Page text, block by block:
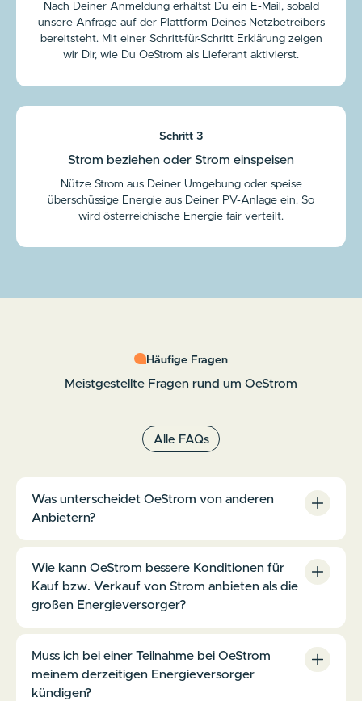
Nach Deiner Anmeldung erhältst Du ein E-Mail, sobald
unsere Anfrage auf der Plattform Deines Netzbetreibers
bereitsteht. Mit einer Schritt-für-Schritt Erklärung zeigen
wir Dir, wie Du OeStrom als Lieferant aktivierst.
Schritt 3
Strom beziehen oder Strom einspeisen
Nütze Strom aus Deiner Umgebung oder speise
überschüssige Energie aus Deiner PV-Anlage ein. So
wird österreichische Energie fair verteilt.
Häufige Fragen
Meistgestellte Fragen rund um OeStrom
Alle FAQs
Was unterscheidet OeStrom von anderen
Anbietern?
OeStrom ist eine Bürgerenergiegemeinschaft nach
österreichischem Recht – organisiert als nicht
gewinnorientierte Genossenschaft. Unser Ziel ist es,
abzukaufen bzw. zu verkaufen.
Wie kann OeStrom bessere Konditionen für
Kauf bzw. Verkauf von Strom anbieten als die
großen Energieversorger?
OeStrom kann bessere Konditionen bieten, weil wir als
Energiegemeinschaft nicht gewinnorientiert arbeiten. Wir
haben keine Aktionäre, die Dividenden erwarten, und
halten unsere Kosten bewusst niedrig – etwa durch eine
Muss ich bei einer Teilnahme bei OeStrom
meinem derzeitigen Energieversorger
kündigen?